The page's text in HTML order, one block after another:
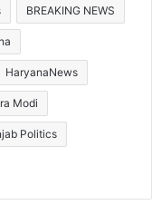
BREAKING NEWS
HaryanaNews
Modi
Politics